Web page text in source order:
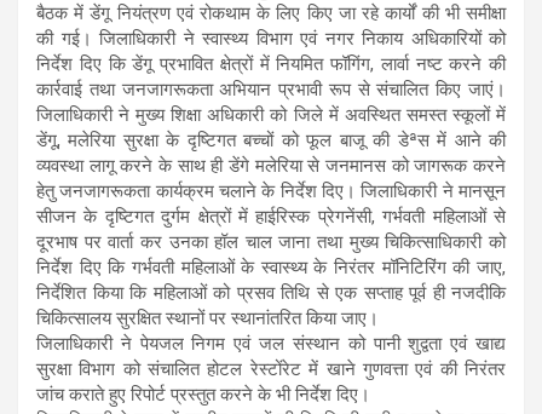
बैठक में डेंगू नियंत्रण एवं रोकथाम के लिए किए जा रहे कार्यों की भी समीक्षा
की गई। जिलाधिकारी ने स्वास्थ्य विभाग एवं नगर निकाय अधिकारियों को
निर्देश दिए कि डेंगू प्रभावित क्षेत्रों में नियमित फॉगिंग, लार्वा नष्ट करने की
कार्रवाई तथा जनजागरूकता अभियान प्रभावी रूप से संचालित किए जाएं।
जिलाधिकारी ने मुख्य शिक्षा अधिकारी को जिले में अवस्थित समस्त स्कूलों में
डेंगू, मलेरिया सुरक्षा के दृष्टिगत बच्चों को फूल बाजू की डेªस में आने की
व्यवस्था लागू करने के साथ ही डेंगे मलेरिया से जनमानस को जागरूक करने
हेतु जनजागरूकता कार्यक्रम चलाने के निर्देश दिए। जिलाधिकारी ने मानसून
सीजन के दृष्टिगत दुर्गम क्षेत्रों में हाईरिस्क प्रेगनेंसी, गर्भवती महिलाओं से
दूरभाष पर वार्ता कर उनका हॉल चाल जाना तथा मुख्य चिकित्साधिकारी को
निर्देश दिए कि गर्भवती महिलाओं के स्वास्थ्य के निरंतर मॉनिटिरिंग की जाए,
निर्देशित किया कि महिलाओं को प्रसव तिथि से एक सप्ताह पूर्व ही नजदीकि
चिकित्सालय सुरक्षित स्थानों पर स्थानांतरित किया जाए।
जिलाधिकारी ने पेयजल निगम एवं जल संस्थान को पानी शुद्वता एवं खाद्य
सुरक्षा विभाग को संचालित होटल रेस्टोंरेट में खाने गुणवत्ता एवं की निरंतर
जांच कराते हुए रिपोर्ट प्रस्तुत करने के भी निर्देश दिए।